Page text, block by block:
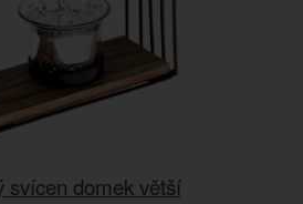
svícen domek větší